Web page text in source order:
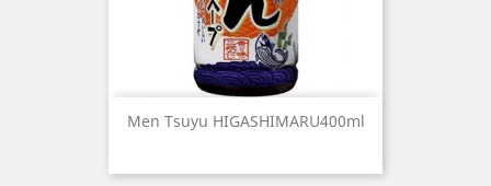
Men Tsuyu HIGASHIMARU400ml